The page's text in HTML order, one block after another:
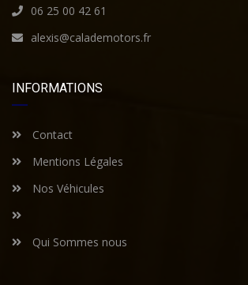
06 25 00 42 61
alexis@calademotors.fr
INFORMATIONS
Contact
Mentions Légales
Nos Véhicules
Qui Sommes nous